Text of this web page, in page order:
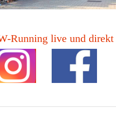
Running live und direkt